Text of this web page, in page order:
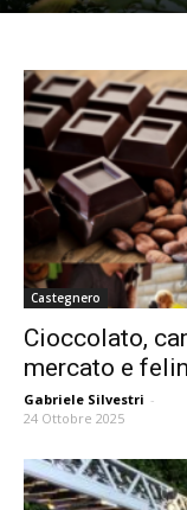
Castegnero
Cioccolato,
mercato e
Gabriele Silvestri -
24 Ottobre 2025